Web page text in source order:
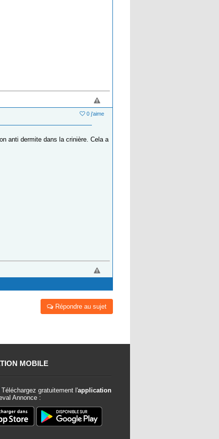
0 j'aime
anti dermite dans la crinière. Cela a
Répondre au sujet
MOBILE
Téléchargez gratuitement l'application
Annonce :